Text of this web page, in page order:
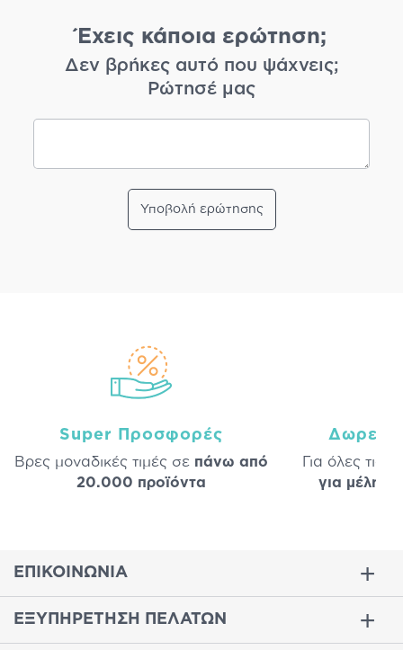
Έχεις κάποια ερώτηση;
Δεν βρήκες αυτό που ψάχνεις;
Ρώτησέ μας
Υποβολή ερώτησης
Super Προσφορές
Βρες μοναδικές τιμές σε πάνω από
20.000 προϊόντα
Δωρεάν
Για όλες τις
για μέλη
ΕΠΙΚΟΙΝΩΝΙΑ
ΕΞΥΠΗΡΕΤΗΣΗ ΠΕΛΑΤΩΝ